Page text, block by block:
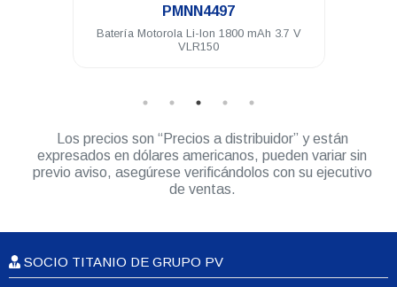
PMNN4497
Batería Motorola Li-Ion 1800 mAh 3.7 V
VLR150
Los precios son “Precios a distribuidor” y están
expresados en dólares americanos, pueden variar sin
previo aviso, asegúrese verificándolos con su ejecutivo
de ventas.
SOCIO TITANIO DE GRUPO PV